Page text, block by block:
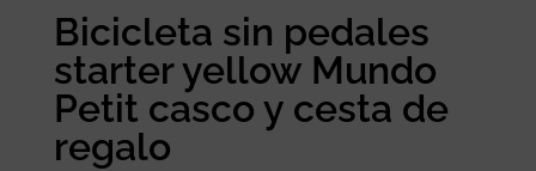
Bicicleta sin pedales
starter yellow Mundo
Petit casco y cesta de
regalo